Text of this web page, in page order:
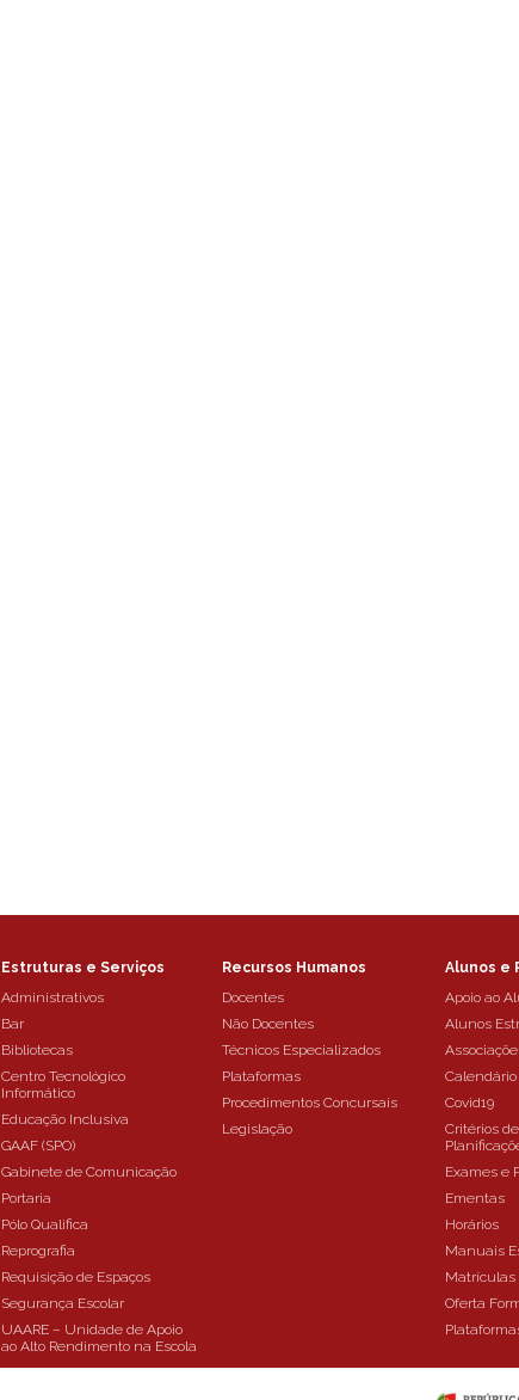
Estruturas e Serviços
Administrativos
Bar
Bibliotecas
Centro Tecnológico
Informático
Educação Inclusiva
GAAF (SPO)
Gabinete de Comunicação
Portaria
Pólo Qualifica
Reprografia
Requisição de Espaços
Segurança Escolar
UAARE – Unidade de Apoio
ao Alto Rendimento na Escola
Recursos Humanos
Docentes
Não Docentes
Técnicos Especializados
Plataformas
Procedimentos Concursais
Legislação
Alunos e
Apoio ao
Alunos
Calendário
Covid19
Critérios
Exames e
Ementas
Horários
Manuais
Matrículas
Oferta